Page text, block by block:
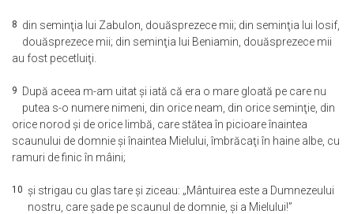
8 din seminţia lui Zabulon, douăsprezece mii; din seminţia lui Iosif,
douăsprezece mii; din seminţia lui Beniamin, douăsprezece mii
au fost pecetluiţi.
9 După aceea m-am uitat şi iată că era o mare gloată pe care nu
putea s-o numere nimeni, din orice neam, din orice seminţie, din
orice norod şi de orice limbă, care stătea în picioare înaintea
scaunului de domnie şi înaintea Mielului, îmbrăcaţi în haine albe, cu
ramuri de finic în mâini;
10 şi strigau cu glas tare şi ziceau: „Mântuirea este a Dumnezeului
nostru, care şade pe scaunul de domnie, şi a Mielului!”